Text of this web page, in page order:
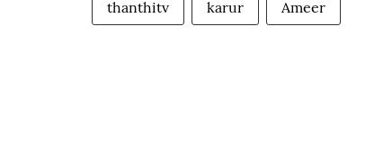
thanthitv karur Ameer